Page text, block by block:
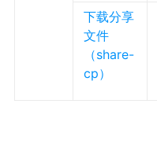
下载分享
文件
（share-
cp）